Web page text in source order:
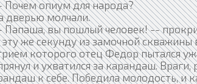
опиум для народа?
молчали.
вы пошлый человек! --
же секунду из замочной скважины
которого отец Федор пытался
и ухватился за карандаш.
к себе. Победила молодость, и